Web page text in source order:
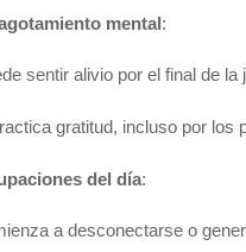
mental :
sentir alivio por el final de
gratitud, incluso por los
del día:
a desconectarse o